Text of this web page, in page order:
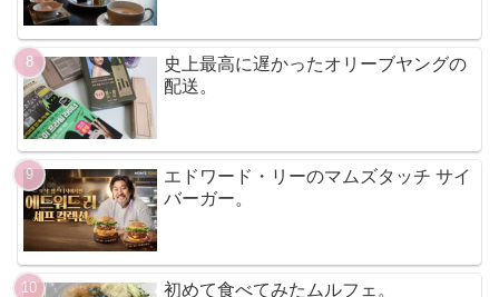
史上最高に遅かったオリーブヤングの
配送。
エドワード・リーのマムズタッチ サイ
バーガー。
初めて食べてみたムルフェ。